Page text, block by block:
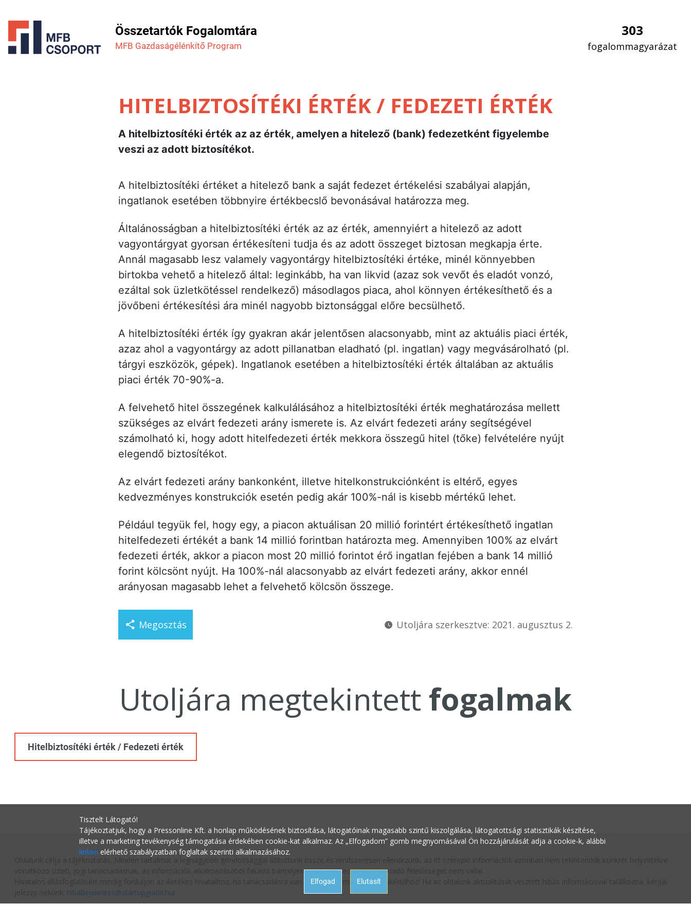
Összetartók Fogalomtára
MFB Gazdaság­élénkítő Program
303
fogalommagyarázat
HITELBIZTOSÍTÉKI ÉRTÉK / FEDEZETI ÉRTÉK
A hitelbiztosítéki érték az az érték, amelyen a hitelező (bank) fedezetként figyelembe
veszi az adott biztosítékot.
A hitelbiztosítéki értéket a hitelező bank a saját fedezet értékelési szabályai alapján,
ingatlanok esetében többnyire értékbecslő bevonásával határozza meg.
Általánosságban a hitelbiztosítéki érték az az érték, amennyiért a hitelező az adott
vagyontárgyat gyorsan értékesíteni tudja és az adott összeget biztosan megkapja érte.
Annál magasabb lesz valamely vagyontárgy hitelbiztosítéki értéke, minél könnyebben
birtokba vehető a hitelező által: leginkább, ha van likvid (azaz sok vevőt és eladót vonzó,
ezáltal sok üzletkötéssel rendelkező) másodlagos piaca, ahol könnyen értékesíthető és a
jövőbeni értékesítési ára minél nagyobb biztonsággal előre becsülhető.
A hitelbiztosítéki érték így gyakran akár jelentősen alacsonyabb, mint az aktuális piaci érték,
azaz ahol a vagyontárgy az adott pillanatban eladható (pl. ingatlan) vagy megvásárolható (pl.
tárgyi eszközök, gépek). Ingatlanok esetében a hitelbiztosítéki érték általában az aktuális
piaci érték 70-90%-a.
A felvehető hitel összegének kalkulálásához a hitelbiztosítéki érték meghatározása mellett
szükséges az elvárt fedezeti arány ismerete is. Az elvárt fedezeti arány segítségével
számolható ki, hogy adott hitelfedezeti érték mekkora összegű hitel (tőke) felvételére nyújt
elegendő biztosítékot.
Az elvárt fedezeti arány bankonként, illetve hitelkonstrukciónként is eltérő, egyes
kedvezményes konstrukciók esetén pedig akár 100%-nál is kisebb mértékű lehet.
Például tegyük fel, hogy egy, a piacon aktuálisan 20 millió forintért értékesíthető ingatlan
hitelfedezeti értékét a bank 14 millió forintban határozta meg. Amennyiben 100% az elvárt
fedezeti érték, akkor a piacon most 20 millió forintot érő ingatlan fejében a bank 14 millió
forint kölcsönt nyújt. Ha 100%-nál alacsonyabb az elvárt fedezeti arány, akkor ennél
arányosan magasabb lehet a felvehető kölcsön összege.
Megosztás Utoljára szerkesztve: 2021. augusztus 2.
Utoljára megtekintett fogalmak
Hitelbiztosítéki érték / Fedezeti érték
Oldalunk célja a tájékoztatás. Minden tartalmat a legnagyobb gondossággal állítottunk össze és rendszeresen ellenőrzünk, az itt szereplő információk azonban nem tekintendők konkrét helyzetekre
vonatkozó üzleti, jogi tanácsadásnak, az információk alkalmazásából fakadó bármilyen jogi következményért a kiadó felelősséget nem vállal.
Hivatalos állásfoglalásért mindig forduljon az illetékes hivatalhoz, ha tanácsadásra van szüksége a megfelelő szakértőhöz! Ha az oldalunk aktualitását vesztett hibás információval találkozna, kérjük
hibabejelentes@startupguide.hu
Tisztelt Látogató!
Tájékoztatjuk, hogy a Pressonline Kft. a honlap működésének biztosítása, látogatóinak magasabb szintű kiszolgálása, látogatottsági statisztikák készítése,
illetve a marketing tevékenység támogatása érdekében cookie-kat alkalmaz. Az „Elfogadom” gomb megnyomásával Ön hozzájárulását adja a cookie-k, alábbi
linken elérhető szabályzatban foglaltak szerinti alkalmazásához.
Elfogad Elutasít